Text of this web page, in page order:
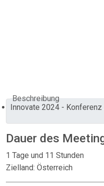
Beschreibung
Innovate 2024 -
Dauer des
1 Tage und 11 Stunden
Zielland: Österreich